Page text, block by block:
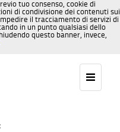
tuo consenso, cookie di
di condivisione dei contenuti sui
il tracciamento di servizi di
in un punto qualsiasi dello
questo banner, invece,